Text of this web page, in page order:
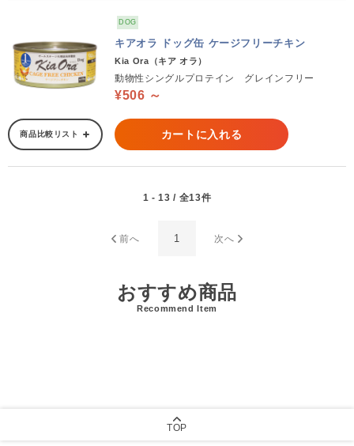
DOG
キアオラ ドッグ缶 ケージフリーチキン
Kia Ora（キア オラ）
動物性シングルプロテイン グレインフリー
¥506 ～
商品比較リスト カートに入れる
1 - 13 / 全13件
前へ 1 次へ
おすすめ商品
Recommend Item
TOP